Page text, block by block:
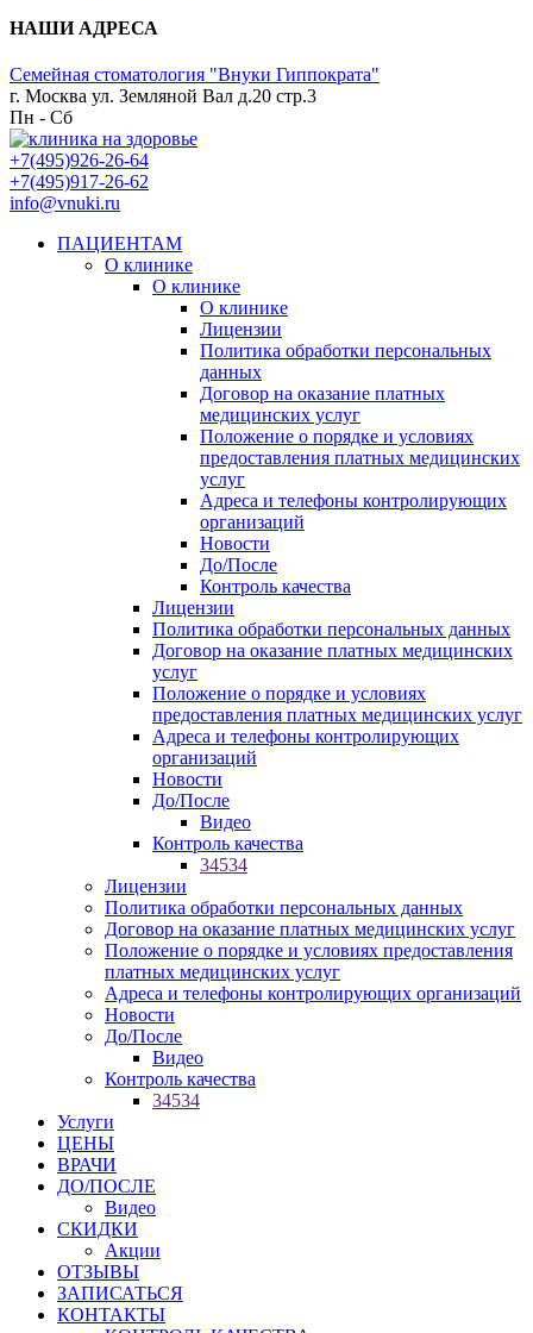
НАШИ АДРЕСА
Семейная стоматология "Внуки Гиппократа"
г. Москва ул. Земляной Вал д.20 стр.3
Пн - Сб
+7(495)926-26-64
+7(495)917-26-62
info@vnuki.ru
ПАЦИЕНТАМ
О клинике
О клинике
О клинике
Лицензии
Политика обработки персональных
данных
Договор на оказание платных
медицинских услуг
Положение о порядке и условиях
предоставления платных медицинских
услуг
Адреса и телефоны контролирующих
организаций
Новости
До/После
Контроль качества
Лицензии
Политика обработки персональных данных
Договор на оказание платных медицинских
услуг
Положение о порядке и условиях
предоставления платных медицинских услуг
Адреса и телефоны контролирующих
организаций
Новости
До/После
Видео
Контроль качества
34534
Лицензии
Политика обработки персональных данных
Договор на оказание платных медицинских услуг
Положение о порядке и условиях предоставления
платных медицинских услуг
Адреса и телефоны контролирующих организаций
Новости
До/После
Видео
Контроль качества
34534
Услуги
ЦЕНЫ
ВРАЧИ
ДО/ПОСЛЕ
Видео
СКИДКИ
Акции
ОТЗЫВЫ
ЗАПИСАТЬСЯ
КОНТАКТЫ